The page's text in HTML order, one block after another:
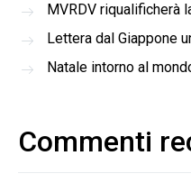
MVRDV riqualificherà
Lettera dal Giappone
Natale intorno al
Commenti